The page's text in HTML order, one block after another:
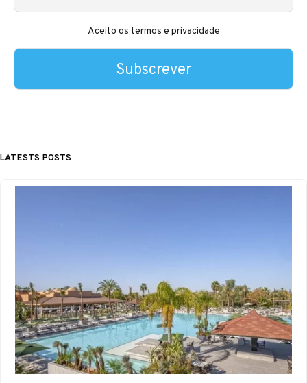
Aceito os termos e privacidade
LATESTS POSTS